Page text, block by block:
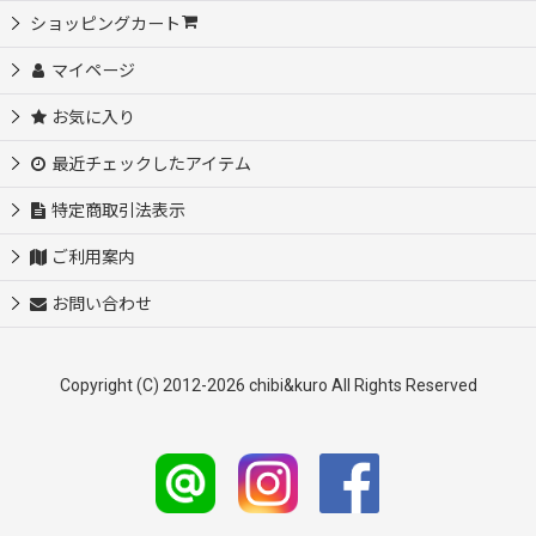
ショッピングカート
マイページ
お気に入り
最近チェックしたアイテム
特定商取引法表示
ご利用案内
お問い合わせ
Copyright (C) 2012-2026 chibi&kuro All Rights Reserved